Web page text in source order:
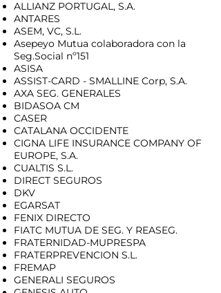
ALLIANZ PORTUGAL, S.A.
ANTARES
ASEM, VC, S.L.
Asepeyo Mutua colaboradora con la
Seg.Social nº151
ASISA
ASSIST-CARD - SMALLINE Corp, S.A.
AXA SEG. GENERALES
BIDASOA CM
CASER
CATALANA OCCIDENTE
CIGNA LIFE INSURANCE COMPANY OF
EUROPE, S.A.
CUALTIS S.L.
DIRECT SEGUROS
DKV
EGARSAT
FENIX DIRECTO
FIATC MUTUA DE SEG. Y REASEG.
FRATERNIDAD-MUPRESPA
FRATERPREVENCION S.L.
FREMAP
GENERALI SEGUROS